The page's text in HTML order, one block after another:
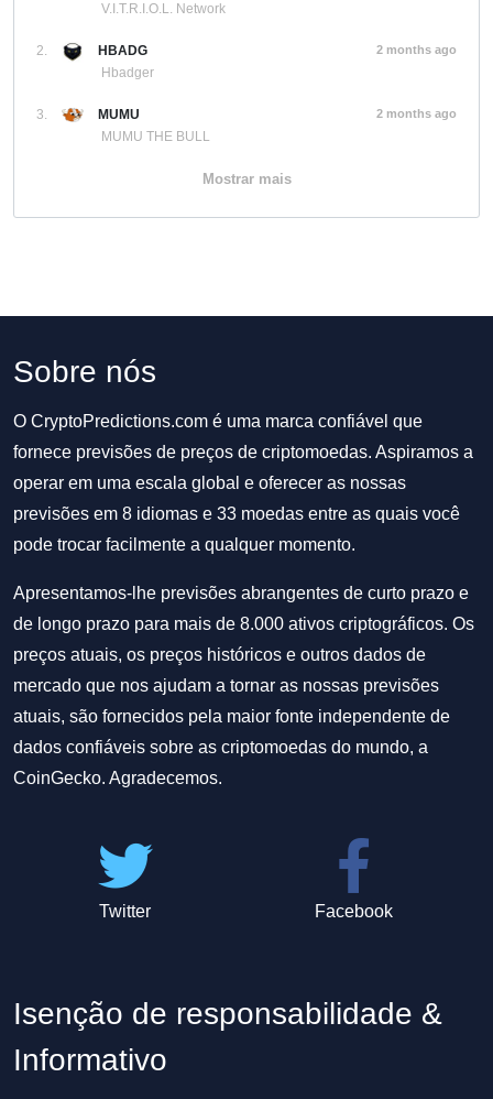
V.I.T.R.I.O.L. Network
2.
HBADG
Hbadger
2 months ago
3.
MUMU
MUMU THE BULL
2 months ago
Mostrar mais
Sobre nós
O CryptoPredictions.com é uma marca confiável que
fornece previsões de preços de criptomoedas. Aspiramos a
operar em uma escala global e oferecer as nossas
previsões em 8 idiomas e 33 moedas entre as quais você
pode trocar facilmente a qualquer momento.
Apresentamos-lhe previsões abrangentes de curto prazo e
de longo prazo para mais de 8.000 ativos criptográficos. Os
preços atuais, os preços históricos e outros dados de
mercado que nos ajudam a tornar as nossas previsões
atuais, são fornecidos pela maior fonte independente de
dados confiáveis sobre as criptomoedas do mundo, a
CoinGecko. Agradecemos.
Twitter Facebook
Isenção de responsabilidade &
Informativo